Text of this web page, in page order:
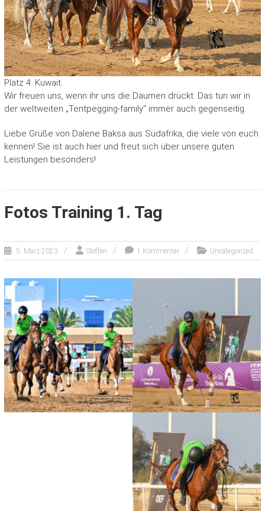
Platz 4: Kuwait.
Wir freuen uns, wenn ihr uns die Daumen drückt. Das tun wir in
der weltweiten „Tentpegging-family“ immer auch gegenseitig.
Liebe Grüße von Dalene Baksa aus Südafrika, die viele von euch
kennen! Sie ist auch hier und freut sich über unsere guten
Leistungen besonders!
Fotos Training 1. Tag
5. März 2023 Steffen 1 Kommentar Uncategorized